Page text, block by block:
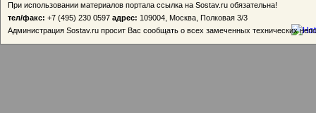
При использовании материалов портала ссылка на Sostav.ru обязательна!
тел/факс: +7 (495) 230 0597 адрес: 109004, Москва, Полковая 3/3
Администрация Sostav.ru просит Вас сообщать о всех замеченных технических